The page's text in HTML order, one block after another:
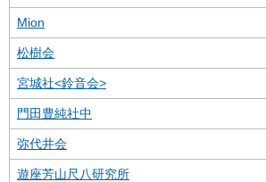
Mion
松樹会
宮城社<鈴音会>
門田豊純社中
弥代井会
遊座芳山尺八研究所